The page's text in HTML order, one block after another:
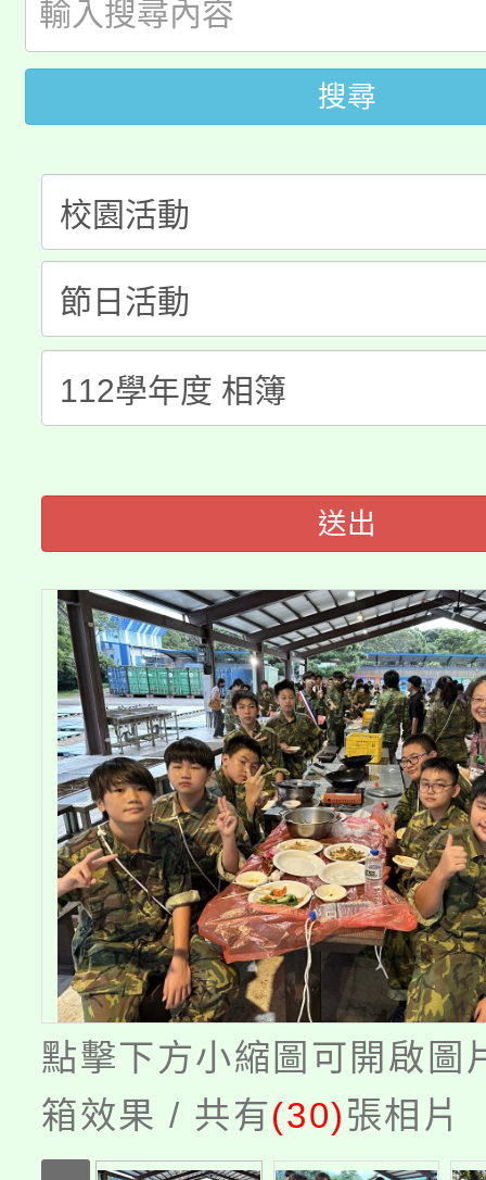
場熱烈登場!
8/21下午1時於龍潭區
YOUNG桃局內行報名
8月14至27日，桃園電
開!
115年桃園市運動會8/
田徑場及游泳池舉行。
桃園市低收入戶享有免
視費優惠，中低收入戶
半價優惠，詳情可洽有
者。
大園自造教育及科技中
份教師增能研習
大溪自造教育及科技中
份教師研習
淨零綠生活教案入校路
搜尋
送出
點擊下方小縮圖可開啟圖
箱效果 / 共有(30)張相片